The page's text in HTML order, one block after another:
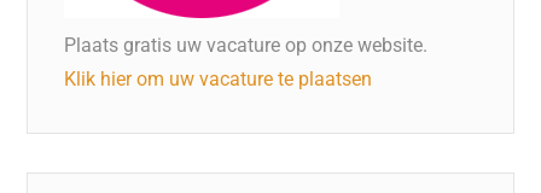
Plaats gratis uw vacature op onze website.
Klik hier om uw vacature te plaatsen